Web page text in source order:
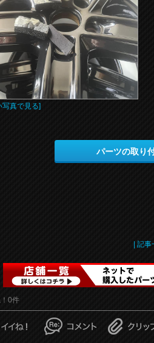
写真で見る]
パーツの取り
| 記事
0件